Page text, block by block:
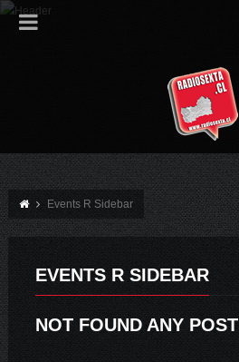
Events R Sidebar
EVENTS R SIDEBAR
NOT FOUND ANY POST